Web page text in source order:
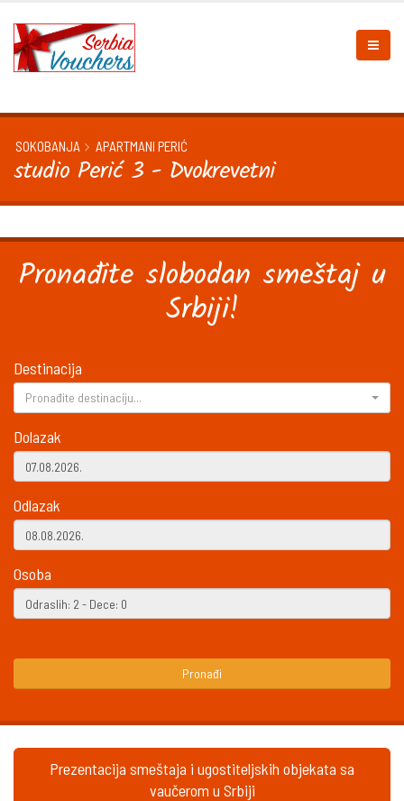
SOKOBANJA APARTMANI PERIĆ
studio Perić 3 - Dvokrevetni
Pronađite slobodan smeštaj u
Srbiji!
Destinacija
Pronađite destinaciju...
Dolazak
Odlazak
Osoba
Pronađi
Prezentacija smeštaja i ugostiteljskih objekata sa
vaučerom u Srbiji